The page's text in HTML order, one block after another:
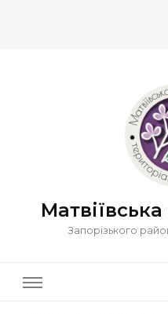
Запорізького